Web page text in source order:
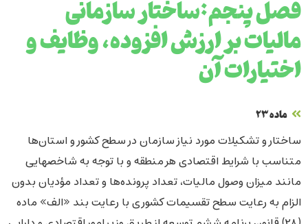
فصل پنجم:ساختار سازمانی
مالیات بر ارزش افزوده، وظایف و
اختیارات آن
ماده ۲۳‌
ساختار و تشکیلات مورد نیاز سازمان در سطح کشور و استان‌ها
متناسب با شرایط اقتصادی هر منطقه و با توجه به شاخصهایی
مانند میزان وصول مالیات، تعداد پرونده‌ها و تعداد مؤدیان بدون
الزام به رعایت سطح تقسیمات کشوری با رعایت بند «الف» ماده